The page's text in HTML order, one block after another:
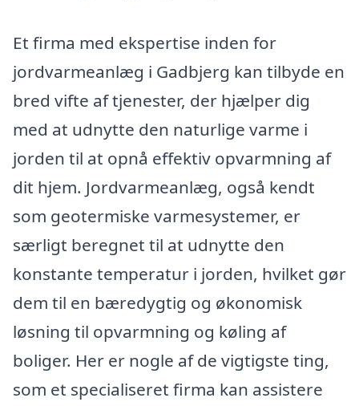
Et firma med ekspertise inden for
jordvarmeanlæg i Gadbjerg kan tilbyde en
bred vifte af tjenester, der hjælper dig
med at udnytte den naturlige varme i
jorden til at opnå effektiv opvarmning af
dit hjem. Jordvarmeanlæg, også kendt
som geotermiske varmesystemer, er
særligt beregnet til at udnytte den
konstante temperatur i jorden, hvilket gør
dem til en bæredygtig og økonomisk
løsning til opvarmning og køling af
boliger. Her er nogle af de vigtigste ting,
som et specialiseret firma kan assistere